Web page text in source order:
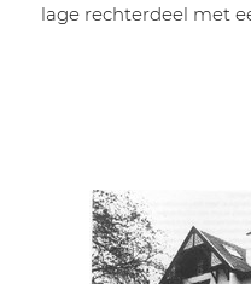
lage rechterdeel met